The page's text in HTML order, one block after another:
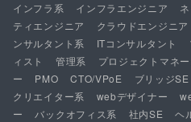
インフラ系
インフラエンジニア
ティエンジニア
クラウドエンジニア
ンサルタント系
ITコンサルタント
ィスト
管理系 プロジェクトマネ
ー
PMO CTO/VPoE ブリッジSE
クリエイター系
webデザイナー
ー
バックオフィス系 社内SE ヘ